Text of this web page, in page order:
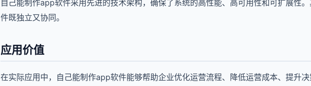
自己能制作app软件采用先进的技术架构，确保了系统的高性能、高可用性和可扩展性
件既独立又协同。
应用价值
在实际应用中，自己能制作app软件能够帮助企业优化运营流程、降低运营成本、提升